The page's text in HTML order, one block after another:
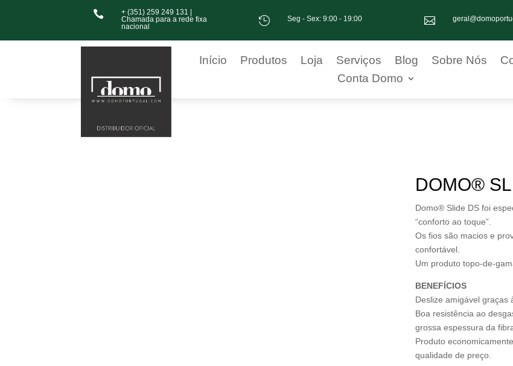

+ (351) 259 249 131 |
Chamada para a rede fixa
nacional
 Seg - Sex: 9:00 - 19:00 
Início Produtos Loja Serviços Blog Sobre Nós
Conta Domo
DOMO®
Domo® Slide DS foi
“conforto ao toque”.
Os fios são macios e
confortável.
Um produto topo-de-
BENEFÍCIOS
Deslize amigável graças
Boa resistência ao
grossa espessura da
Produto
qualidade de preço.